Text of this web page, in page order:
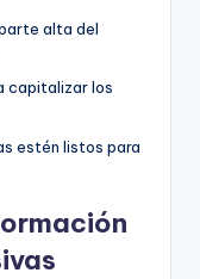
alta del
capitalizar los
estén listos para